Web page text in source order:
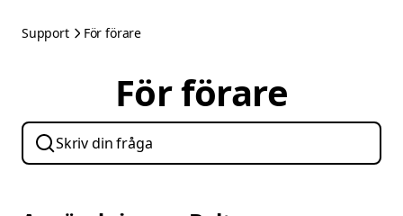
Support För förare
För förare